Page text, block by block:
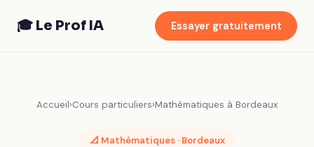
🎓 Le Prof IA Essayer gratuitement
Accueil›Cours particuliers›Mathématiques à Bordeaux
📐 Mathématiques · Bordeaux